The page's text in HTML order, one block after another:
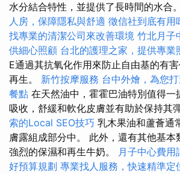
水分結合特性，並提供了長時間的水合。
人房，保障隱私與舒適 徵信社到底有用
找專業的清潔公司來改善環境 竹北月子
供細心照顧 台北的護理之家，提供專業
E通過其抗氧化作用來防止自由基的有
再生。 新竹按摩服務 台中外燴，為您
餐點 在天然油中，霍霍巴油特別值得一
吸收，舒緩和軟化皮膚並有助於保持其
索的Local SEO技巧 乳木果油和蘆薈通
膚露組成部分中。 此外，還有其他基本
強烈的保濕和再生牛奶。 月子中心費用
好預算規劃 專業找人服務，快速精準定